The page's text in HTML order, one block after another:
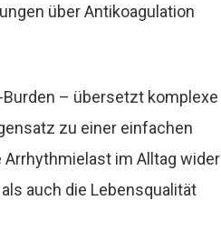
über Antikoagulation
Burden – übersetzt komplexe
zu einer einfachen
im Alltag wider
auch die Lebensqualität